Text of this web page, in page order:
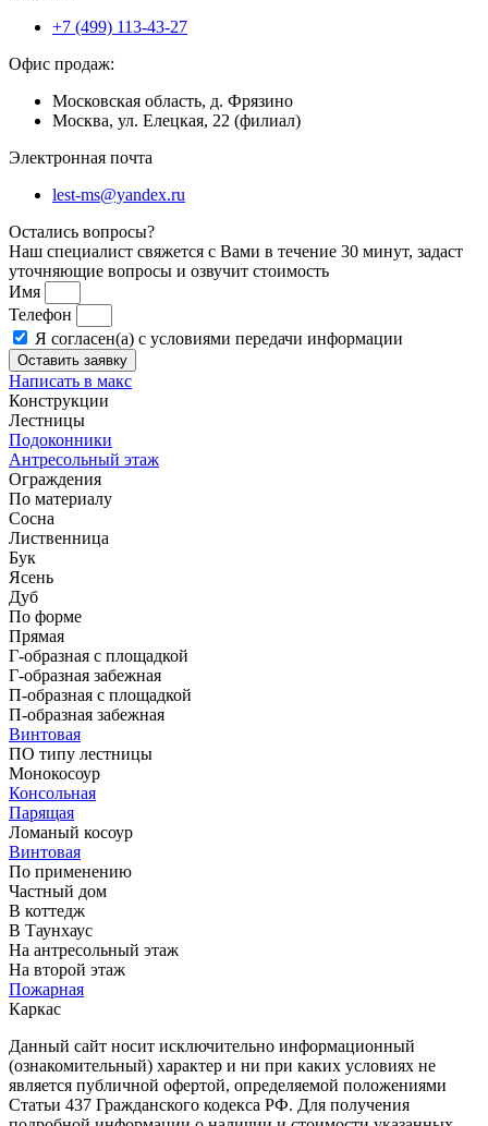
+7 (499) 113-43-27
Офис продаж:
Московская область, д. Фрязино
Москва, ул. Елецкая, 22 (филиал)
Электронная почта
lest-ms@yandex.ru
Остались вопросы?
Наш специалист свяжется с Вами в течение 30 минут, задаст
уточняющие вопросы и озвучит стоимость
Имя
Телефон
Я согласен(а) с условиями передачи информации
Оставить заявку
Написать в макс
Конструкции
Лестницы
Подоконники
Антресольный этаж
Ограждения
По материалу
Сосна
Лиственница
Бук
Ясень
Дуб
По форме
Прямая
Г-образная с площадкой
Г-образная забежная
П-образная с площадкой
П-образная забежная
Винтовая
ПО типу лестницы
Монокосоур
Консольная
Парящая
Ломаный косоур
Винтовая
По применению
Частный дом
В коттедж
В Таунхаус
На антресольный этаж
На второй этаж
Пожарная
Каркас
Данный сайт носит исключительно информационный
(ознакомительный) характер и ни при каких условиях не
является публичной офертой, определяемой положениями
Статьи 437 Гражданского кодекса РФ. Для получения